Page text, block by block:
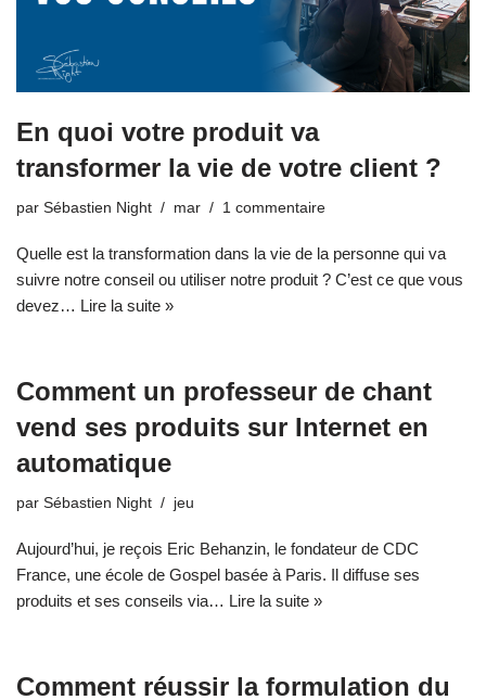
En quoi votre produit va
transformer la vie de votre client ?
par Sébastien Night mar 1 commentaire
Quelle est la transformation dans la vie de la personne qui va
suivre notre conseil ou utiliser notre produit ? C’est ce que vous
devez… Lire la suite »
Comment un professeur de chant
vend ses produits sur Internet en
automatique
par Sébastien Night jeu
Aujourd’hui, je reçois Eric Behanzin, le fondateur de CDC
France, une école de Gospel basée à Paris. Il diffuse ses
produits et ses conseils via… Lire la suite »
Comment réussir la formulation du